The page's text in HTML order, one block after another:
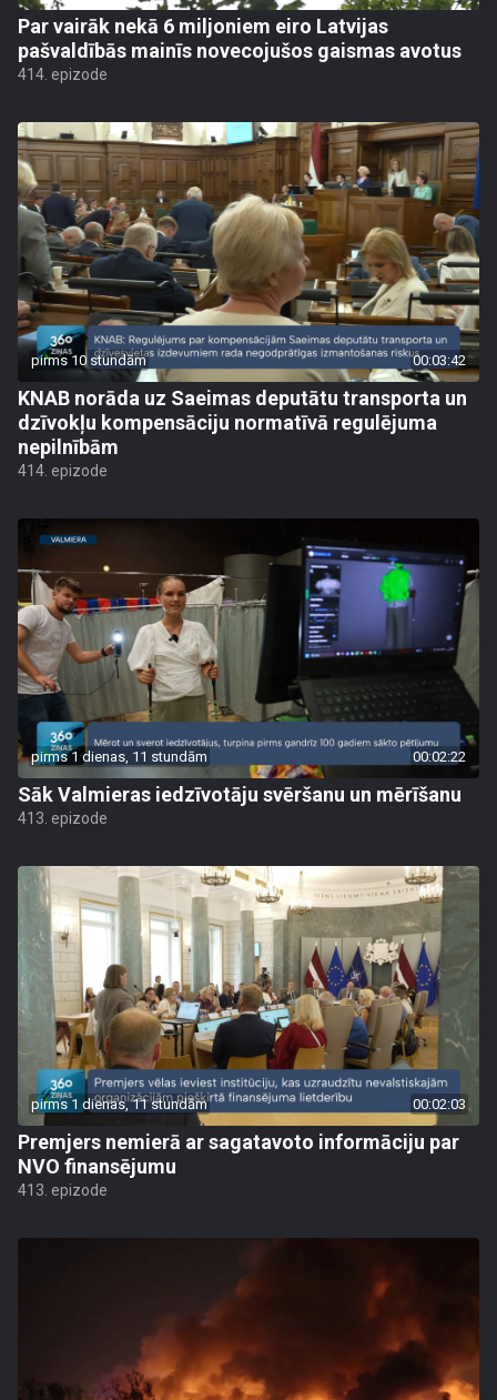
Par vairāk nekā 6 miljoniem eiro Latvijas
pašvaldībās mainīs novecojušos gaismas avotus
414. epizode
pirms 10 stundām 00:03:42
KNAB norāda uz Saeimas deputātu transporta un
dzīvokļu kompensāciju normatīvā regulējuma
nepilnībām
414. epizode
pirms 1 dienas, 11 stundām 00:02:22
Sāk Valmieras iedzīvotāju svēršanu un mērīšanu
413. epizode
pirms 1 dienas, 11 stundām 00:02:03
Premjers nemierā ar sagatavoto informāciju par
NVO finansējumu
413. epizode